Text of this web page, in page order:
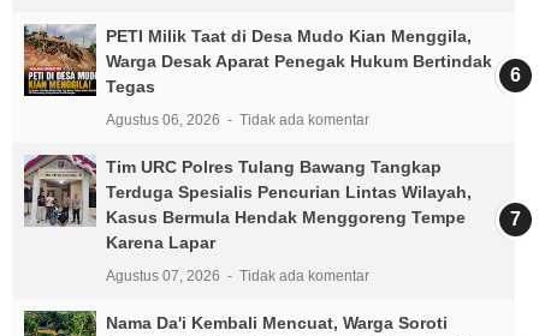
PETI Milik Taat di Desa Mudo Kian Menggila,
Warga Desak Aparat Penegak Hukum Bertindak
Tegas
Agustus 06, 2026 Tidak ada komentar
Tim URC Polres Tulang Bawang Tangkap
Terduga Spesialis Pencurian Lintas Wilayah,
Kasus Bermula Hendak Menggoreng Tempe
Karena Lapar
Agustus 07, 2026 Tidak ada komentar
Nama Da'i Kembali Mencuat, Warga Soroti